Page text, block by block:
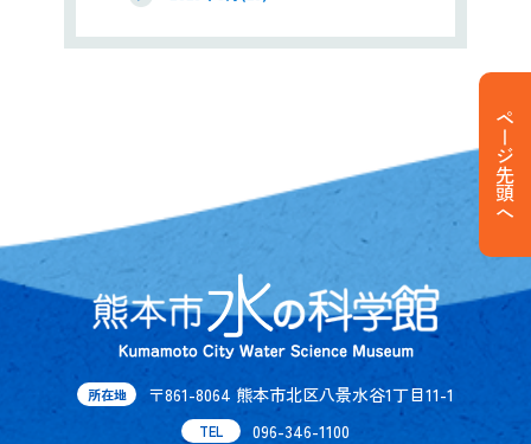
ページ先頭へ
所在地 〒861-8064 熊本市北区八景水谷1丁目11-1
TEL 096-346-1100